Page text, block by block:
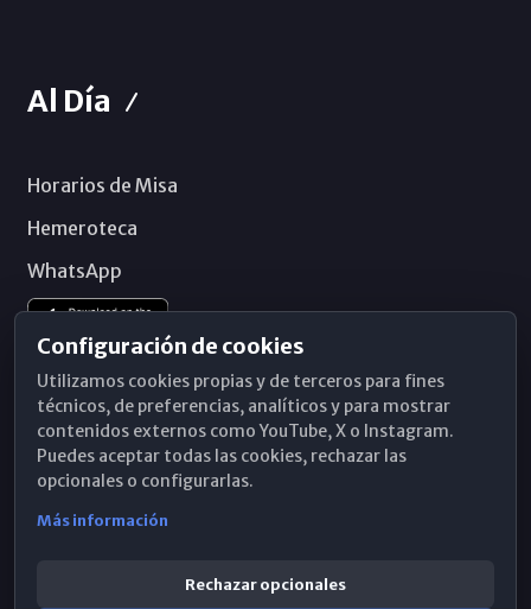
Al Día
Horarios de Misa
Hemeroteca
WhatsApp
Configuración de cookies
Utilizamos cookies propias y de terceros para fines
técnicos, de preferencias, analíticos y para mostrar
contenidos externos como YouTube, X o Instagram.
Puedes aceptar todas las cookies, rechazar las
opcionales o configurarlas.
Más información
Rechazar opcionales